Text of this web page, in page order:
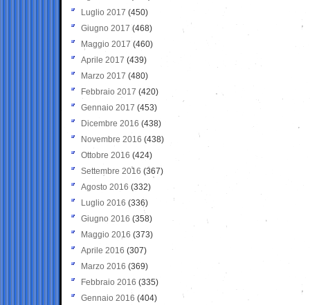
Luglio 2017 (450)
Giugno 2017 (468)
Maggio 2017 (460)
Aprile 2017 (439)
Marzo 2017 (480)
Febbraio 2017 (420)
Gennaio 2017 (453)
Dicembre 2016 (438)
Novembre 2016 (438)
Ottobre 2016 (424)
Settembre 2016 (367)
Agosto 2016 (332)
Luglio 2016 (336)
Giugno 2016 (358)
Maggio 2016 (373)
Aprile 2016 (307)
Marzo 2016 (369)
Febbraio 2016 (335)
Gennaio 2016 (404)